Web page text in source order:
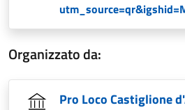
Organizzato da:
Pro Loco Castiglione